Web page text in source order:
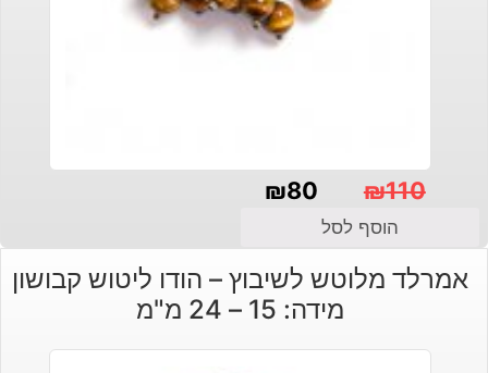
₪110
המקורי
היה:
₪80
הנוכחי
הוא:
הוסף לסל
אמרלד מלוטש לשיבוץ – הודו ליטוש קבושון
מידה: 15 – 24 מ"מ